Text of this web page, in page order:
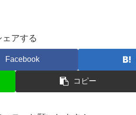
ェアする
Facebook
コピー